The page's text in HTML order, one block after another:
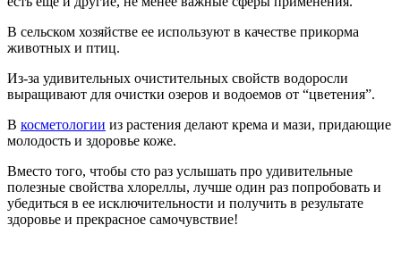
В сельском хозяйстве ее используют в качестве прикорма
животных и птиц.
Из-за удивительных очистительных свойств водоросли
выращивают для очистки озеров и водоемов от “цветения”.
В косметологии из растения делают крема и мази, придающие
молодость и здоровье коже.
Вместо того, чтобы сто раз услышать про удивительные
полезные свойства хлореллы, лучше один раз попробовать и
убедиться в ее исключительности и получить в результате
здоровье и прекрасное самочувствие!